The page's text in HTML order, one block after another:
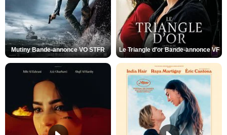
Mutiny Bande-annonce VO STFR Le Triangle d'or Bande-annonce VF